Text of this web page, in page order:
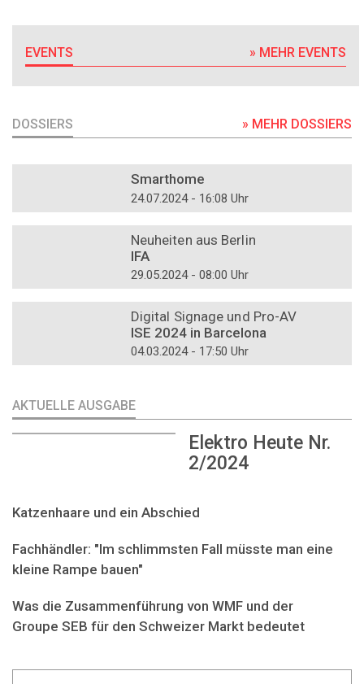
EVENTS » MEHR EVENTS
DOSSIERS » MEHR DOSSIERS
Smarthome
24.07.2024 - 16:08 Uhr
Neuheiten aus Berlin
IFA
29.05.2024 - 08:00 Uhr
Digital Signage und Pro-AV
ISE 2024 in Barcelona
04.03.2024 - 17:50 Uhr
AKTUELLE AUSGABE
Elektro Heute Nr.
2/2024
Katzenhaare und ein Abschied
Fachhändler: "Im schlimmsten Fall müsste man eine
kleine Rampe bauen"
Was die Zusammenführung von WMF und der
Groupe SEB für den Schweizer Markt bedeutet